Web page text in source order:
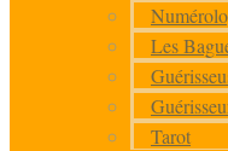
Les
Tarot